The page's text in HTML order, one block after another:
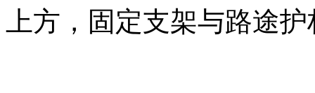
上方，固定支架与路途